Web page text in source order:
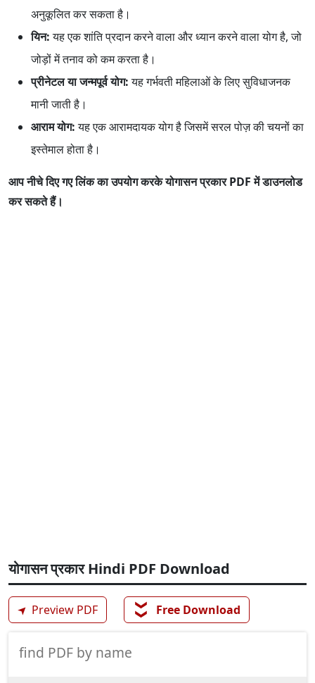
अनुकूलित कर सकता है।
यिन:यह एक शांति प्रदान करने वाला और ध्यान करने वाला योग है, जो
जोड़ों में तनाव को कम करता है।
प्रीनेटल या जन्मपूर्व योग:यह गर्भवती महिलाओं के लिए सुविधाजनक
मानी जाती है।
आराम योग:यह एक आरामदायक योग है जिसमें सरल पोज़ की चयनों का
इस्तेमाल होता है।
आप नीचे दिए गए लिंक का उपयोग करके योगासन प्रकार PDF में डाउनलोड
कर सकते हैं।
योगासन प्रकार Hindi PDF Download
➤ Preview PDF ❯❯ Free Download